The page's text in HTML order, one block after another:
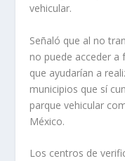
vehicular.
Señaló que al no
no puede acceder
que ayudarían a
municipios que sí
parque vehicular
México.
Los centros de